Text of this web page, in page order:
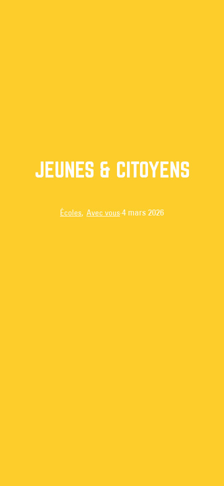
JEUNES & CITOYENS
Écoles, Avec vous·4 mars 2026